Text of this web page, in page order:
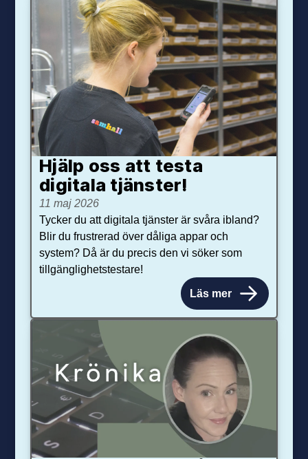
Hjälp oss att testa
digitala tjänster!
11 maj 2026
Tycker du att digitala tjänster är svåra ibland?
Blir du frustrerad över dåliga appar och
system? Då är du precis den vi söker som
tillgänglighetstestare!
Läs mer